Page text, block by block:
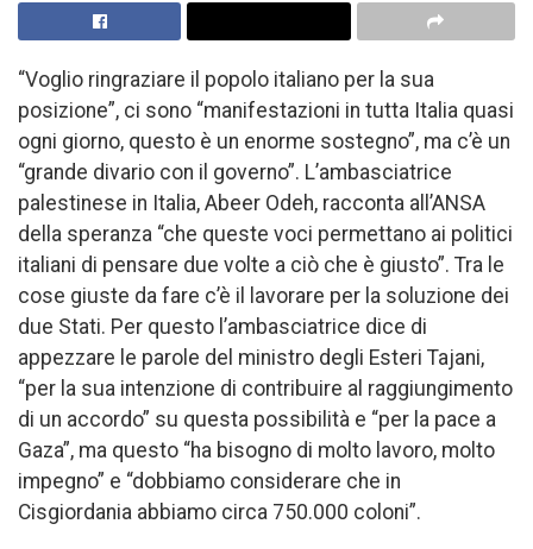
“Voglio ringraziare il popolo italiano per la sua
posizione”, ci sono “manifestazioni in tutta Italia quasi
ogni giorno, questo è un enorme sostegno”, ma c’è un
“grande divario con il governo”. L’ambasciatrice
palestinese in Italia, Abeer Odeh, racconta all’ANSA
della speranza “che queste voci permettano ai politici
italiani di pensare due volte a ciò che è giusto”. Tra le
cose giuste da fare c’è il lavorare per la soluzione dei
due Stati. Per questo l’ambasciatrice dice di
appezzare le parole del ministro degli Esteri Tajani,
“per la sua intenzione di contribuire al raggiungimento
di un accordo” su questa possibilità e “per la pace a
Gaza”, ma questo “ha bisogno di molto lavoro, molto
impegno” e “dobbiamo considerare che in
Cisgiordania abbiamo circa 750.000 coloni”.